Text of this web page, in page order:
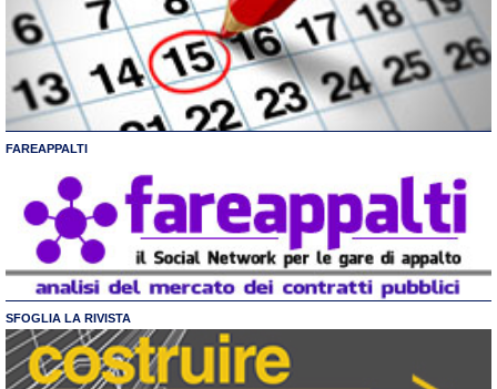
FAREAPPALTI
SFOGLIA LA RIVISTA